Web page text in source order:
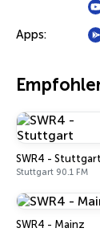
Apps:
SWR4 - Stuttgart
Stuttgart 90.1 FM
SWR4 - Mainz